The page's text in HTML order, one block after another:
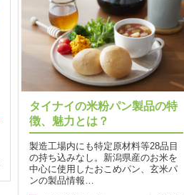
タイナイの米粉パン製品の特
徴、魅力とは？
製造工場内にも特定原材料等28品目
の持ち込みなし。新潟県産のお米を
中心に使用したおこめパン、玄米パ
ンの製品情報…